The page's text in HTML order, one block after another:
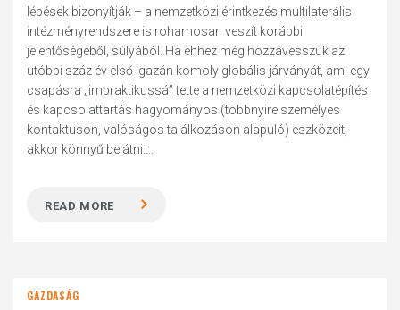
lépések bizonyítják – a nemzetközi érintkezés multilaterális
intézményrendszere is rohamosan veszít korábbi
jelentőségéből, súlyából. Ha ehhez még hozzávesszük az
utóbbi száz év első igazán komoly globális járványát, ami egy
csapásra „impraktikussá” tette a nemzetközi kapcsolatépítés
és kapcsolattartás hagyományos (többnyire személyes
kontaktuson, valóságos találkozáson alapuló) eszközeit,
akkor könnyű belátni:...
READ MORE
GAZDASÁG